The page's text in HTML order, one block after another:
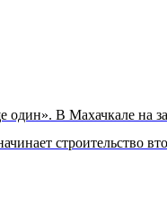
В Махачкале на
строительство